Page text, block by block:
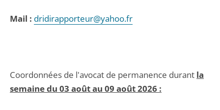
Mail : dridirapporteur@yahoo.fr
Coordonnées de l'avocat de permanence durant la
semaine du 03 août au 09 août 2026 :